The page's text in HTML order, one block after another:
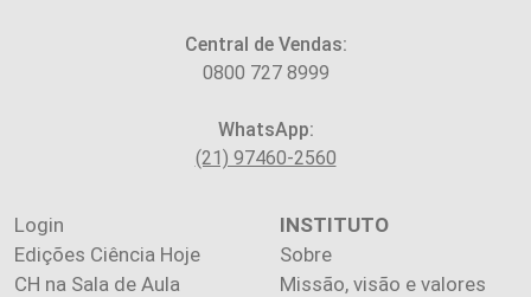
Central de Vendas:
0800 727 8999
WhatsApp:
(21) 97460-2560
Login
Edições Ciência Hoje
CH na Sala de Aula
INSTITUTO
Sobre
Missão, visão e valores